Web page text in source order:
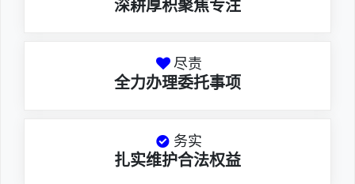
深耕厚积聚焦专注
尽责
全力办理委托事项
务实
扎实维护合法权益